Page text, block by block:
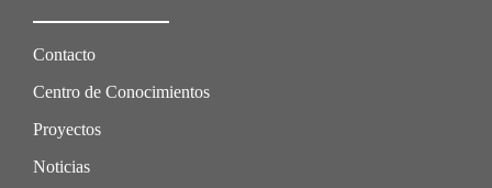
Contacto
Centro de Conocimientos
Proyectos
Noticias